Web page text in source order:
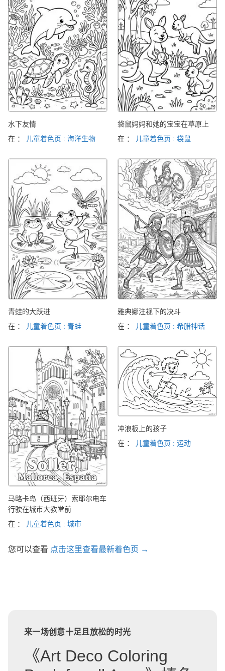
水下友情
在 ：
儿童着色页 : 海洋生物
袋鼠妈妈和她的宝宝在草原上
在 ：
儿童着色页 : 袋鼠
青蛙的大跃进
在 ：
儿童着色页 : 青蛙
雅典娜注视下的决斗
在 ：
儿童着色页 : 希腊神话
马略卡岛（西班牙）索耶尔电车
行驶在城市大教堂前
在 ：
儿童着色页 : 城市
冲浪板上的孩子
在 ：
儿童着色页 : 运动
您可以查看 点击这里查看最新着色页 →
来一场创意十足且放松的时光
《Art Deco Coloring